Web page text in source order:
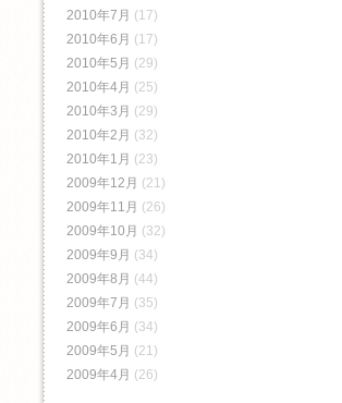
2010年7月 (17)
2010年6月 (17)
2010年5月 (29)
2010年4月 (25)
2010年3月 (29)
2010年2月 (32)
2010年1月 (23)
2009年12月 (21)
2009年11月 (26)
2009年10月 (32)
2009年9月 (34)
2009年8月 (44)
2009年7月 (35)
2009年6月 (34)
2009年5月 (21)
2009年4月 (26)